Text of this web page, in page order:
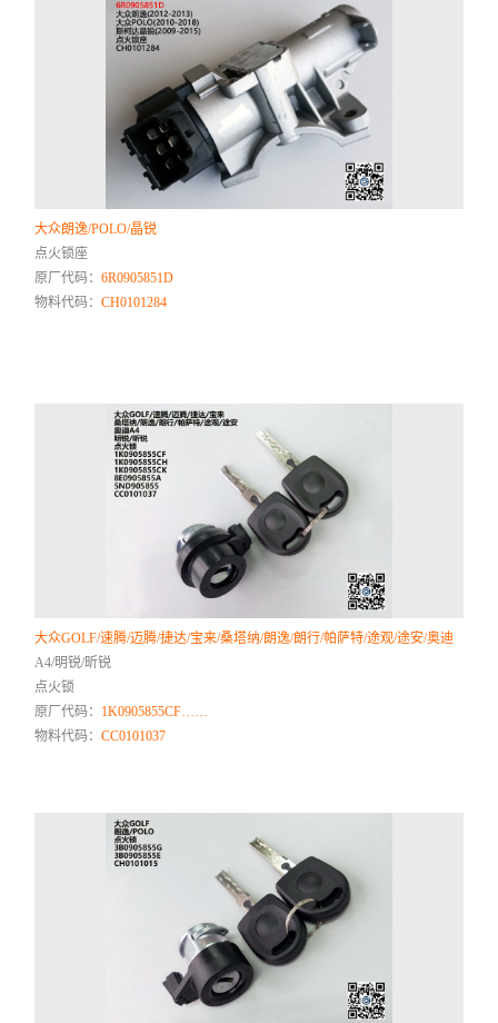
大众朗逸/POLO/晶锐
点火锁座
原厂代码：6R0905851D
物料代码：CH0101284
大众GOLF/速腾/迈腾/捷达/宝来/桑塔纳/朗逸/朗行/帕萨特/途观/途安/奥迪
A4/明锐/昕锐
点火锁
原厂代码： 1K0905855CF……
物料代码：CC0101037